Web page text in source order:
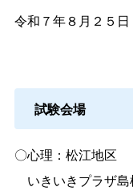
令和７年８月２５日
試験会場
〇心理：松江地区
いきいきプラザ島